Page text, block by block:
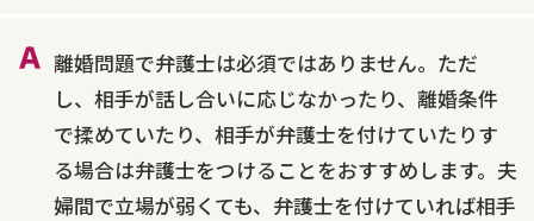
離婚問題で弁護士は必須ではありません。ただ
し、相手が話し合いに応じなかったり、離婚条件
で揉めていたり、相手が弁護士を付けていたりす
る場合は弁護士をつけることをおすすめします。夫
婦間で立場が弱くても、弁護士を付けていれば相手